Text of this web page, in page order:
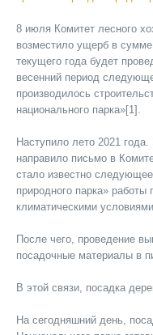
8 июля Комитет лесного
возместило ущерб в
текущего года будет
весенний период
производилось
национального парка»[1].
Наступило лето 2021
направило письмо в
стало известно
природного парка»
климатическими
После чего, проведение
посадочные материалы в
В этой связи, посадка
На сегодняшний день,